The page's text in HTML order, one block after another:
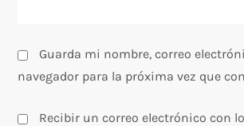
Guarda mi nombre, correo
navegador para la próxima vez que
Recibir un correo electrónico con